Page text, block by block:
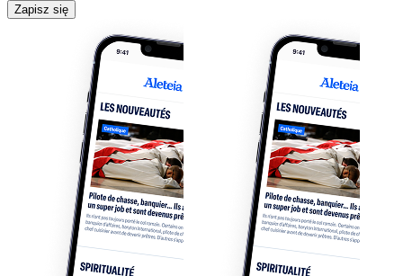
Zapisz się